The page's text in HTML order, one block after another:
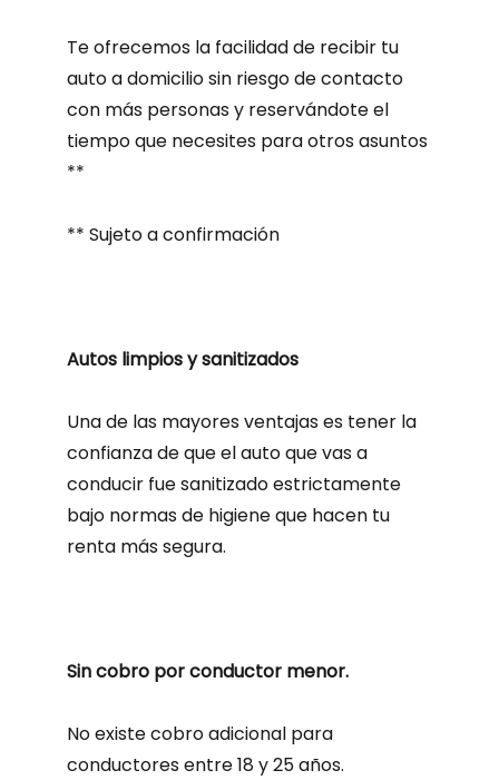
Te ofrecemos la facilidad de recibir tu
auto a domicilio sin riesgo de contacto
con más personas y reservándote el
tiempo que necesites para otros asuntos
**
** Sujeto a confirmación
Autos limpios y sanitizados
Una de las mayores ventajas es tener la
confianza de que el auto que vas a
conducir fue sanitizado estrictamente
bajo normas de higiene que hacen tu
renta más segura.
Sin cobro por conductor menor.
No existe cobro adicional para
conductores entre 18 y 25 años.